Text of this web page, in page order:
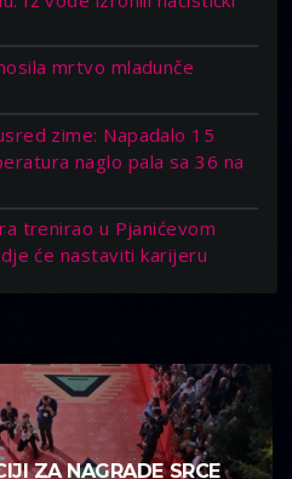
mrtvo mladunče
zime: Napadalo 15
naglo pala sa 36 na
trenirao u Pjanićevom
će nastaviti karijeru
ZA NAGRADE SRCE